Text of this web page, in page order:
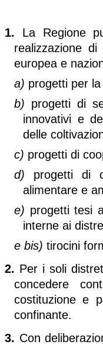
1. La Regione
realizzazione
europea e
a) progetti per
b) progetti di
innovativi e
delle
c) progetti di
d) progetti di
alimentare e
e) progetti tesi
interne ai
e bis) tirocini
2. Per i soli
concedere
costituzione e
confinante.
3. Con